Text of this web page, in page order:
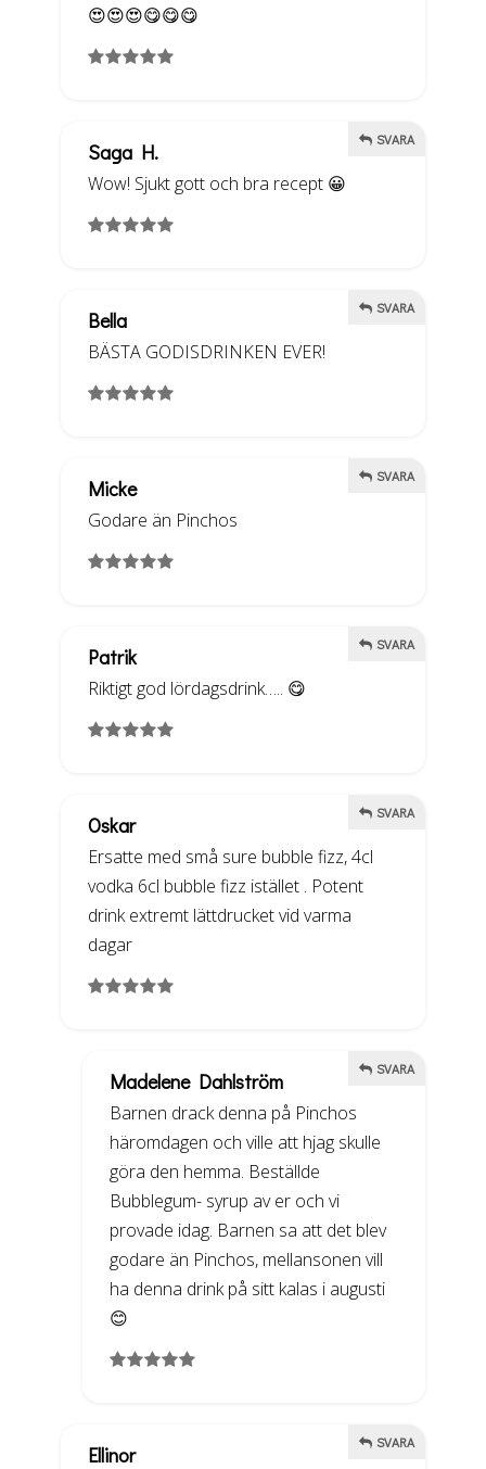
😍😍😍😋😋😋
Saga H. SVARA
Wow! Sjukt gott och bra recept 😀
Bella SVARA
BÄSTA GODISDRINKEN EVER!
Micke SVARA
Godare än Pinchos
Patrik SVARA
Riktigt god lördagsdrink….. 😋
Oskar SVARA
Ersatte med små sure bubble fizz, 4cl
vodka 6cl bubble fizz istället . Potent
drink extremt lättdrucket vid varma
dagar
Madelene Dahlström SVARA
Barnen drack denna på Pinchos
häromdagen och ville att hjag skulle
göra den hemma. Beställde
Bubblegum- syrup av er och vi
provade idag. Barnen sa att det blev
godare än Pinchos, mellansonen vill
ha denna drink på sitt kalas i augusti
😊
Ellinor SVARA